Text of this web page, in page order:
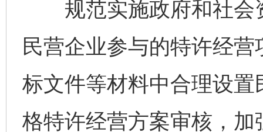
规范实施政府和社会
民营企业参与的特许经
标文件等材料中合理设
格特许经营方案审核，加